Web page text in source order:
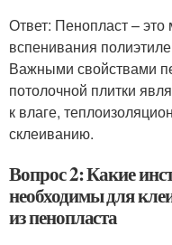
Ответ: Пенопласт –
вспенивания
Важными свойствами
потолочной плитки
к влаге,
склеиванию.
Вопрос 2: Какие
необходимы для
из пенопласта